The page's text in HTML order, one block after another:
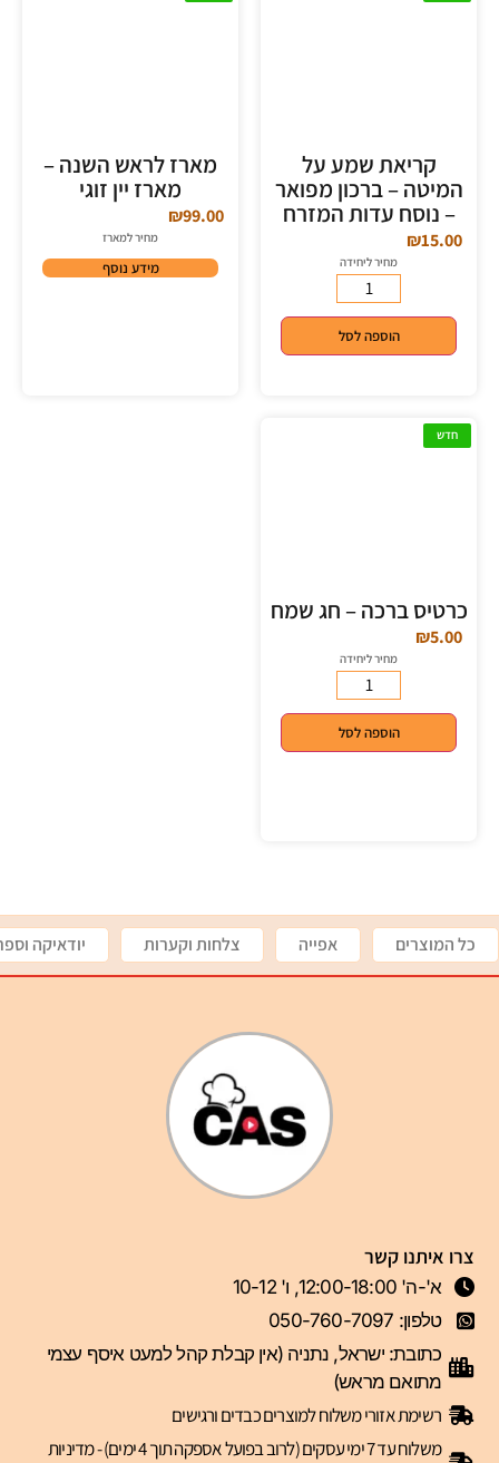
קריאת שמע על
המיטה – ברכון מפואר
– נוסח עדות המזרח
₪15.00
מחיר ליחידה
הוספה לסל
מארז לראש השנה –
מארז יין זוגי
₪99.00
מחיר למארז
מידע נוסף
חדש
כרטיס ברכה – חג שמח
₪5.00
מחיר ליחידה
הוספה לסל
כל המוצרים אפייה צלחות וקערות יודאיקה
צרו איתנו קשר
א'-ה' 12:00-18:00, ו' 10-12
טלפון: 050-760-7097
כתובת: ישראל, נתניה (אין קבלת קהל למעט איסף עצמי
מתואם מראש)
רשימת אזורי משלוח למוצרים כבדים ורגישים
משלוח עד 7 ימי עסקים (לרוב בפועל אספקה תוך 4 ימים) - מדיניות